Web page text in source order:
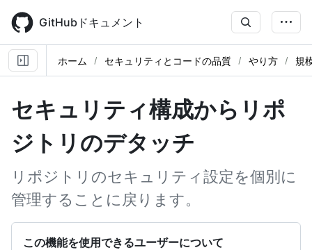
main
content
GitHubドキュメント
ホーム セキュリティとコードの品質 やり方 規
セキュリティ構成からリポ
ジトリのデタッチ
リポジトリのセキュリティ設定を個別に
管理することに戻ります。
この機能を使用できるユーザーについて